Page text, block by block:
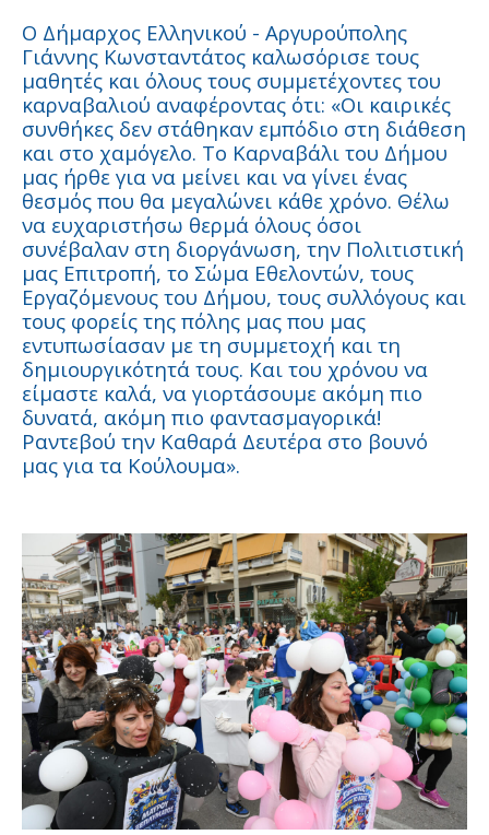
Ο Δήμαρχος Ελληνικού - Αργυρούπολης
Γιάννης Κωνσταντάτος καλωσόρισε τους
μαθητές και όλους τους συμμετέχοντες του
καρναβαλιού αναφέροντας ότι: «Οι καιρικές
συνθήκες δεν στάθηκαν εμπόδιο στη διάθεση
και στο χαμόγελο. Το Καρναβάλι του Δήμου
μας ήρθε για να μείνει και να γίνει ένας
θεσμός που θα μεγαλώνει κάθε χρόνο. Θέλω
να ευχαριστήσω θερμά όλους όσοι
συνέβαλαν στη διοργάνωση, την Πολιτιστική
μας Επιτροπή, το Σώμα Εθελοντών, τους
Εργαζόμενους του Δήμου, τους συλλόγους και
τους φορείς της πόλης μας που μας
εντυπωσίασαν με τη συμμετοχή και τη
δημιουργικότητά τους. Και του χρόνου να
είμαστε καλά, να γιορτάσουμε ακόμη πιο
δυνατά, ακόμη πιο φαντασμαγορικά!
Ραντεβού την Καθαρά Δευτέρα στο βουνό
μας για τα Κούλουμα».